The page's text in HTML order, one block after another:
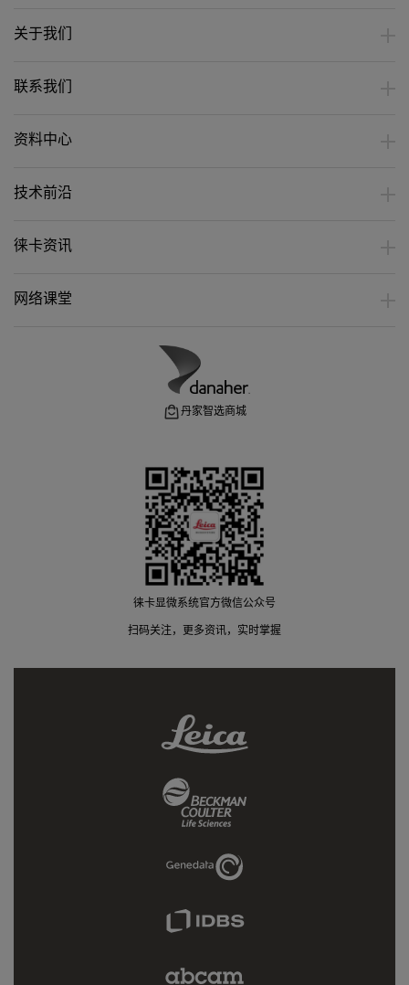
关于我们
联系我们
资料中心
技术前沿
徕卡资讯
网络课堂
丹家智选商城
徕卡显微系统官方微信公众号
扫码关注，更多资讯，实时掌握
Leica
Link
Coulter
Link
Genedata
Link
IDBS
Abcam